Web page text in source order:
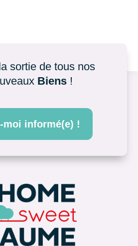
sortie de tous nos
Biens !
moi informé(e) !